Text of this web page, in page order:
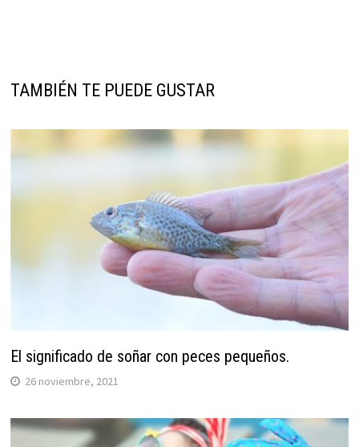
TAMBIÉN TE PUEDE GUSTAR
El significado de soñar con peces pequeños.
26 noviembre, 2021